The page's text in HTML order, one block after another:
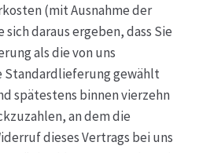
(mit Ausnahme der
daraus ergeben, dass Sie
als die von uns
Standardlieferung gewählt
spätestens binnen vierzehn
an dem die
dieses Vertrags bei uns